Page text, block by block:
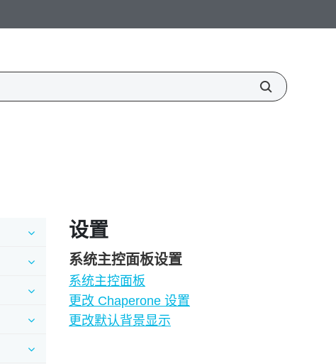
设置
系统主控面板设置
系统主控面板
更改 Chaperone 设置
更改默认背景显示